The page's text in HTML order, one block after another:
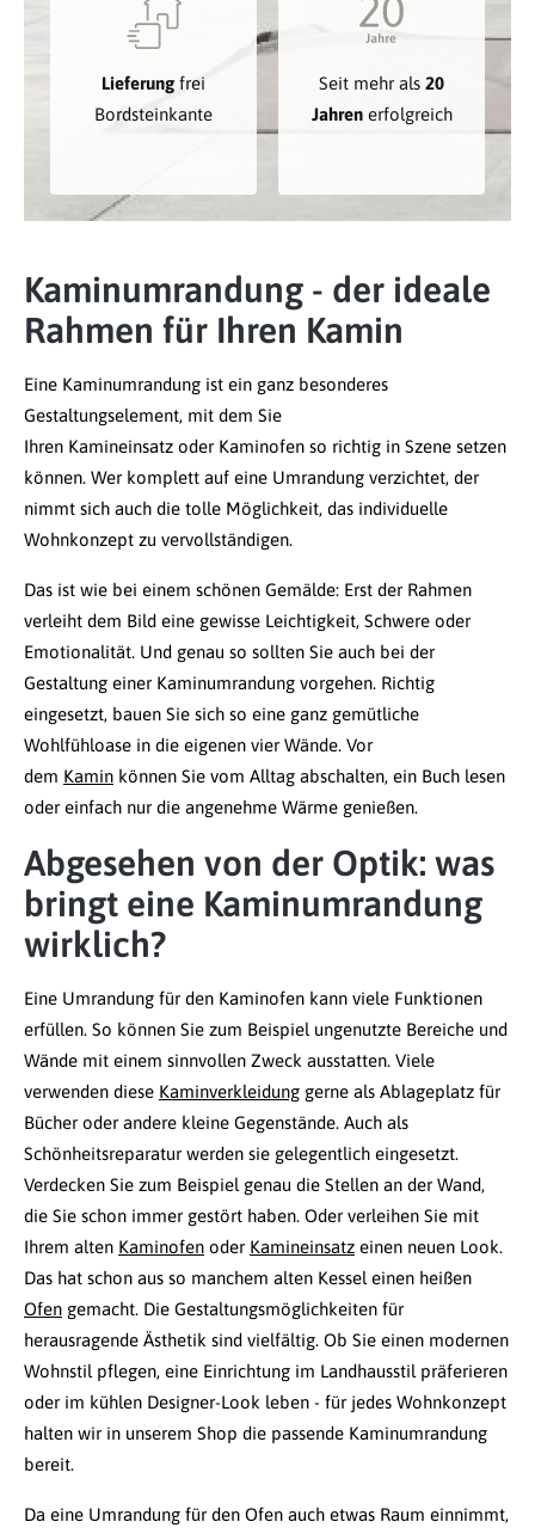
Lieferung frei
Bordsteinkante
Seit mehr als 20
Jahrenerfolgreich
Kaminumrandung - der ideale
Rahmen für Ihren Kamin
Eine Kaminumrandung ist ein ganz besonderes
Gestaltungselement, mit dem Sie
Ihren Kamineinsatz oder Kaminofen so richtig in Szene setzen
können. Wer komplett auf eine Umrandung verzichtet, der
nimmt sich auch die tolle Möglichkeit, das individuelle
Wohnkonzept zu vervollständigen.
Das ist wie bei einem schönen Gemälde: Erst der Rahmen
verleiht dem Bild eine gewisse Leichtigkeit, Schwere oder
Emotionalität. Und genau so sollten Sie auch bei der
Gestaltung einer Kaminumrandung vorgehen. Richtig
eingesetzt, bauen Sie sich so eine ganz gemütliche
Wohlfühloase in die eigenen vier Wände. Vor
dem Kamin können Sie vom Alltag abschalten, ein Buch lesen
oder einfach nur die angenehme Wärme genießen.
Abgesehen von der Optik: was
bringt eine Kaminumrandung
wirklich?
Eine Umrandung für den Kaminofen kann viele Funktionen
erfüllen. So können Sie zum Beispiel ungenutzte Bereiche und
Wände mit einem sinnvollen Zweck ausstatten. Viele
verwenden diese Kaminverkleidung gerne als Ablageplatz für
Bücher oder andere kleine Gegenstände. Auch als
Schönheitsreparatur werden sie gelegentlich eingesetzt.
Verdecken Sie zum Beispiel genau die Stellen an der Wand,
die Sie schon immer gestört haben. Oder verleihen Sie mit
Ihrem alten Kaminofen oder Kamineinsatz einen neuen Look.
Das hat schon aus so manchem alten Kessel einen heißen
Ofen gemacht. Die Gestaltungsmöglichkeiten für
herausragende Ästhetik sind vielfältig. Ob Sie einen modernen
Wohnstil pflegen, eine Einrichtung im Landhausstil präferieren
oder im kühlen Designer-Look leben - für jedes Wohnkonzept
halten wir in unserem Shop die passende Kaminumrandung
bereit.
Da eine Umrandung für den Ofen auch etwas Raum einnimmt,